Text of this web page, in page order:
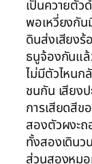
เป็นควายตั
พอเหวี่ยงกัน
ดินส่งเสียงร้
ธนูจ้องกันแ
ไม่มีตัวไหนก
ชนกัน เสียง
การเสียดสีข
สองตัวผงะ
ทั้งสองเดินว
ส่วนสองหมอ